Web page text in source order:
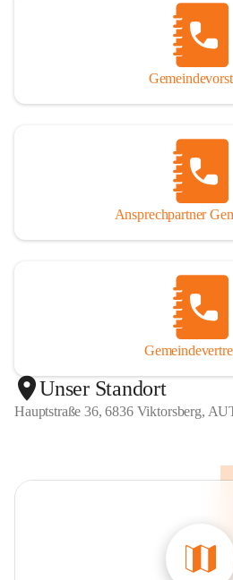
Ansprechpartner
Unser Standort
Hauptstraße 36, 6836 Viktorsberg,